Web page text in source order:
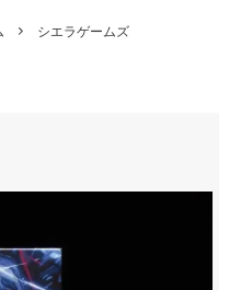
シエラゲームズ